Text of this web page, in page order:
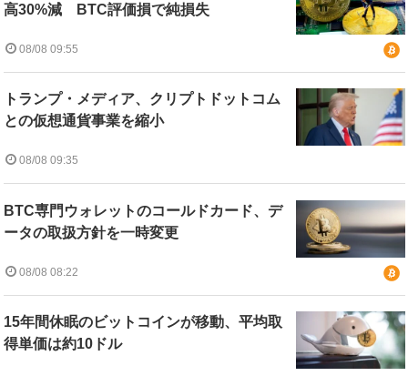
高30%減 BTC評価損で純損失
08/08 09:55
トランプ・メディア、クリプトドットコム
との仮想通貨事業を縮小
08/08 09:35
BTC専門ウォレットのコールドカード、デ
ータの取扱方針を一時変更
08/08 08:22
15年間休眠のビットコインが移動、平均取
得単価は約10ドル